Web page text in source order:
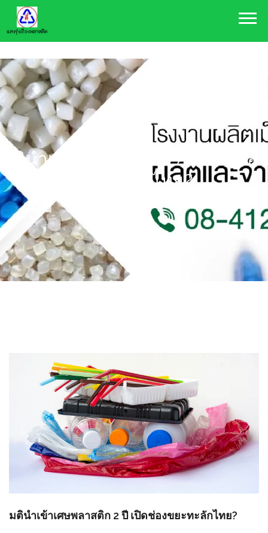
084-120-9888
มตินำเข้าเศษพลาสติก 2 ปี เปิดช่อง
ขยะทะลักไทย?
มตินำเข้าเศษพลาสติก 2 ปี เปิดช่องขยะทะลักไทย?